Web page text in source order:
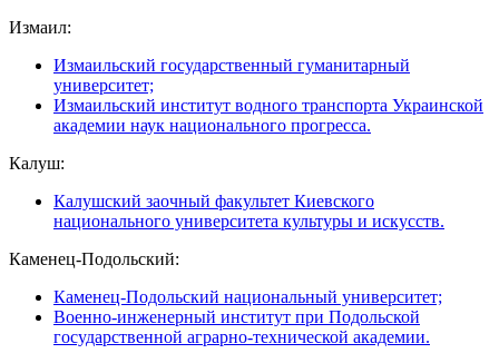
Измаил:
Измаильский государственный гуманитарный
университет;
Измаильский институт водного транспорта Украинской
академии наук национального прогресса.
Калуш:
Калушский заочный факультет Киевского
национального университета культуры и искусств.
Каменец-Подольский:
Каменец-Подольский национальный университет;
Военно-инженерный институт при Подольской
государственной аграрно-технической академии.